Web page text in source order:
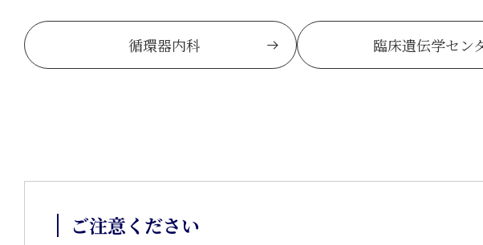
循環器内科 臨床遺伝学セン
ご注意ください